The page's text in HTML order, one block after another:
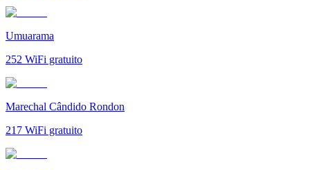
Umuarama
252 WiFi gratuito
Marechal Cândido Rondon
217 WiFi gratuito